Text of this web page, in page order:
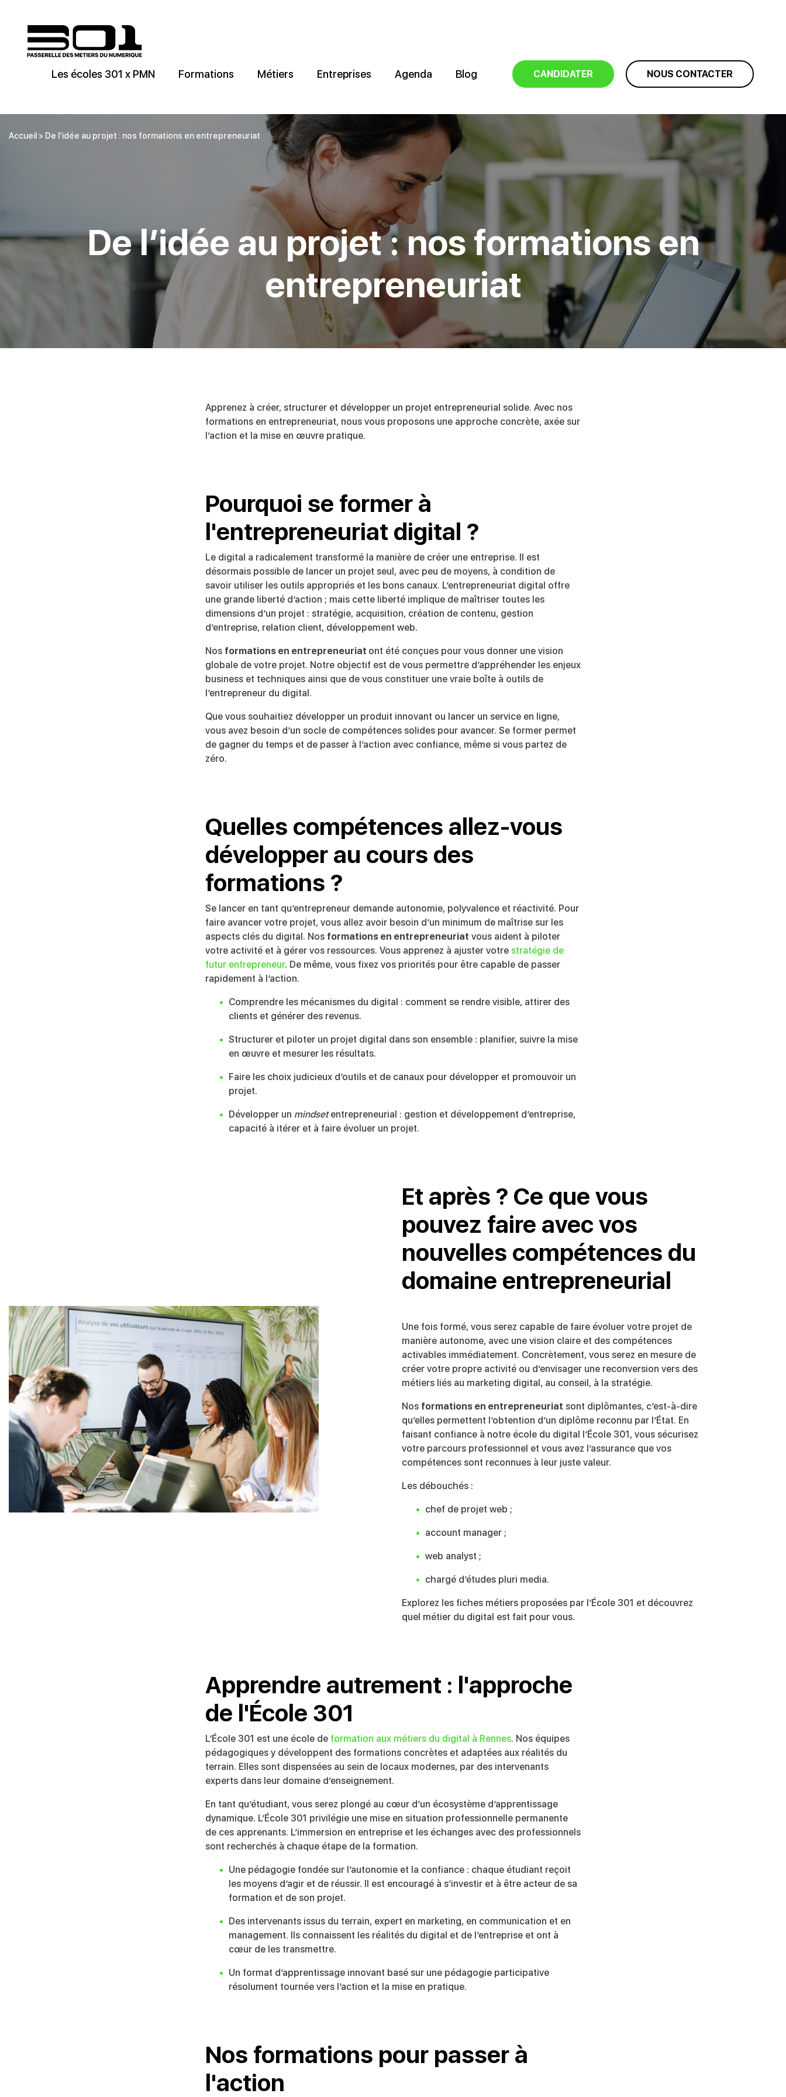
Les écoles 301 x PMN Formations Métiers Entreprises Agenda Blog CANDIDATER NOUS CONTACTER
Accueil > De l’idée au projet : nos formations en entrepreneuriat
De l’idée au projet : nos formations en
entrepreneuriat
Apprenez à créer, structurer et développer un projet entrepreneurial solide. Avec nos
formations en entrepreneuriat, nous vous proposons une approche concrète, axée sur
l’action et la mise en œuvre pratique.
Pourquoi se former à
l'entrepreneuriat digital ?
Le digital a radicalement transformé la manière de créer une entreprise. Il est
désormais possible de lancer un projet seul, avec peu de moyens, à condition de
savoir utiliser les outils appropriés et les bons canaux. L’entrepreneuriat digital offre
une grande liberté d’action ; mais cette liberté implique de maîtriser toutes les
dimensions d’un projet : stratégie, acquisition, création de contenu, gestion
d’entreprise, relation client, développement web.
Nos formations en entrepreneuriat ont été conçues pour vous donner une vision
globale de votre projet. Notre objectif est de vous permettre d’appréhender les enjeux
business et techniques ainsi que de vous constituer une vraie boîte à outils de
l’entrepreneur du digital.
Que vous souhaitiez développer un produit innovant ou lancer un service en ligne,
vous avez besoin d’un socle de compétences solides pour avancer. Se former permet
de gagner du temps et de passer à l’action avec confiance, même si vous partez de
zéro.
Quelles compétences allez-vous
développer au cours des
formations ?
Se lancer en tant qu’entrepreneur demande autonomie, polyvalence et réactivité. Pour
faire avancer votre projet, vous allez avoir besoin d’un minimum de maîtrise sur les
aspects clés du digital. Nos formations en entrepreneuriat vous aident à piloter
votre activité et à gérer vos ressources. Vous apprenez à ajuster votre stratégie de
futur entrepreneur. De même, vous fixez vos priorités pour être capable de passer
rapidement à l’action.
Comprendre les mécanismes du digital : comment se rendre visible, attirer des
clients et générer des revenus.
Structurer et piloter un projet digital dans son ensemble : planifier, suivre la mise
en œuvre et mesurer les résultats.
Faire les choix judicieux d’outils et de canaux pour développer et promouvoir un
projet.
Développer un mindsetentrepreneurial : gestion et développement d’entreprise,
capacité à itérer et à faire évoluer un projet.
Et après ? Ce que vous
pouvez faire avec vos
nouvelles compétences du
domaine entrepreneurial
Une fois formé, vous serez capable de faire évoluer votre projet de
manière autonome, avec une vision claire et des compétences
activables immédiatement. Concrètement, vous serez en mesure de
créer votre propre activité ou d’envisager une reconversion vers des
métiers liés au marketing digital, au conseil, à la stratégie.
Nos formations en entrepreneuriat sont diplômantes, c’est-à-dire
qu’elles permettent l’obtention d’un diplôme reconnu par l’État. En
faisant confiance à notre école du digital l’École 301, vous sécurisez
votre parcours professionnel et vous avez l’assurance que vos
compétences sont reconnues à leur juste valeur.
Les débouchés :
chef de projet web ;
account manager ;
web analyst ;
chargé d’études pluri media.
Explorez les fiches métiers proposées par l’École 301 et découvrez
quel métier du digital est fait pour vous.
Apprendre autrement : l'approche
de l'École 301
L’École 301 est une école de formation aux métiers du digital à Rennes. Nos équipes
pédagogiques y développent des formations concrètes et adaptées aux réalités du
terrain. Elles sont dispensées au sein de locaux modernes, par des intervenants
experts dans leur domaine d’enseignement.
En tant qu’étudiant, vous serez plongé au cœur d’un écosystème d’apprentissage
dynamique. L’École 301 privilégie une mise en situation professionnelle permanente
de ces apprenants. L’immersion en entreprise et les échanges avec des professionnels
sont recherchés à chaque étape de la formation.
Une pédagogie fondée sur l’autonomie et la confiance : chaque étudiant reçoit
les moyens d’agir et de réussir. Il est encouragé à s’investir et à être acteur de sa
formation et de son projet.
Des intervenants issus du terrain, expert en marketing, en communication et en
management. Ils connaissent les réalités du digital et de l’entreprise et ont à
cœur de les transmettre.
Un format d’apprentissage innovant basé sur une pédagogie participative
résolument tournée vers l’action et la mise en pratique.
Nos formations pour passer à
l'action